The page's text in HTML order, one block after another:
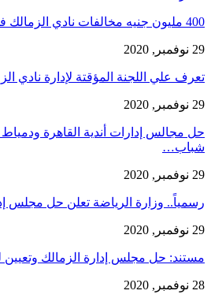
400 مليون جنيه مخالفات نادي الزمالك في عضويات فرع أكتوبر
29 نوفمبر, 2020
تعرف علي اللجنة المؤقتة لإدارة نادي
29 نوفمبر, 2020
شباب…
29 نوفمبر, 2020
رسمياً.. وزارة الرياضة تعلن حل مجلس
29 نوفمبر, 2020
مستند: حل مجلس إدارة الزمالك وتعيين
28 نوفمبر, 2020